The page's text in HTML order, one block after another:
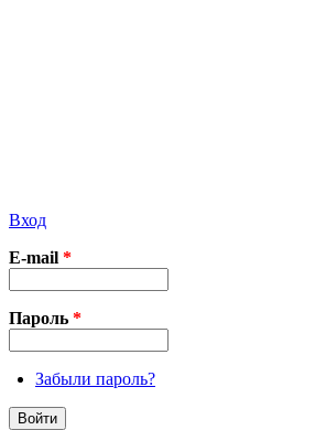
Вход
E-mail *
Пароль *
Забыли пароль?